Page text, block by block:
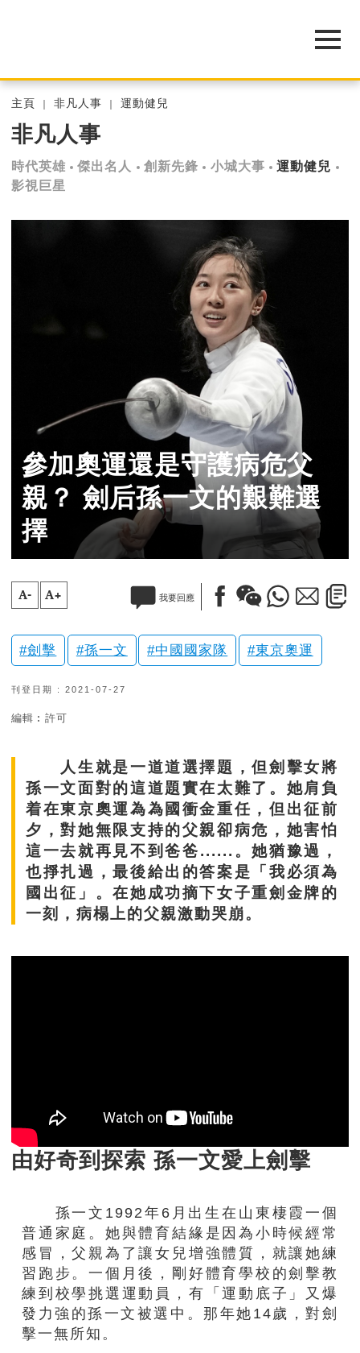
主頁 非凡人事 運動健兒
非凡人事
時代英雄 傑出名人 創新先鋒 小城大事
運動健兒
影視巨星
參加奧運還是守護病危父
親？ 劍后孫一文的艱難選
擇
A- A+ 我要回應
劍擊 孫一文 中國國家隊 東京奧運
刊登日期 : 2021-07-27
編輯︰許可
人生就是一道道選擇題，但劍擊女將
孫一文面對的這道題實在太難了。她肩負
着在東京奧運為為國衝金重任，但出征前
夕，對她無限支持的父親卻病危，她害怕
這一去就再見不到爸爸......。她猶豫過，
也掙扎過，最後給出的答案是「我必須為
國出征」。在她成功摘下女子重劍金牌的
一刻，病榻上的父親激動哭崩。
由好奇到探索 孫一文愛上劍擊
孫一文1992年6月出生在山東棲霞一個
普通家庭。她與體育結緣是因為小時候經常
感冒，父親為了讓女兒增強體質，就讓她練
習跑步。一個月後，剛好體育學校的劍擊教
練到校學挑選運動員，有「運動底子」又爆
發力強的孫一文被選中。那年她14歲，對劍
擊一無所知。